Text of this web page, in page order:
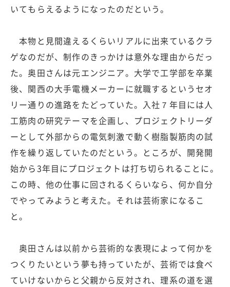
いてもらえるようになったのだという。
本物と見間違えるくらいリアルに出来ているクラ
ゲなのだが、制作のきっかけは意外な理由からだっ
た。奥田さんは元エンジニア。大学で工学部を卒業
後、関西の大手電機メーカーに就職するというセオ
リー通りの進路をたどっていた。入社７年目には人
工筋肉の研究テーマを企画し、プロジェクトリーダ
ーとして外部からの電気刺激で動く樹脂製筋肉の試
作を繰り返していたのだという。ところが、開発開
始から3年目にプロジェクトは打ち切られることに。
この時、他の仕事に回されるくらいなら、何か自分
でやってみようと考えた。それは芸術家になるこ
と。
奥田さんは以前から芸術的な表現によって何かを
つくりたいという夢も持っていたが、芸術では食べ
ていけないからと父親から反対され、理系の道を選